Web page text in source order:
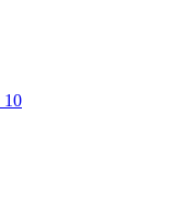
10